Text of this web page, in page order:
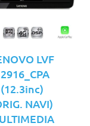
LVF
(12.3inc)
NAVI)